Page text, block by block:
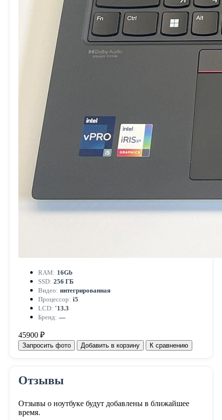
RAM: 16Gb
SSD: 256 ГБ
Видео: интегрированная
Процессор: i5
LCD: '13.3
Бренд: —
45900 ₽
Запросить фото Добавить в корзину К сравнению
Отзывы
Отзывы о ноутбуке будут добавлены в ближайшее
время.